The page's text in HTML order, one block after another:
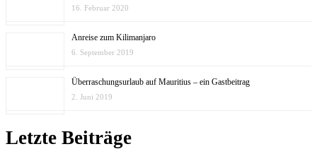
16. Februar 2020
Anreise zum Kilimanjaro
6. September 2019
Überraschungsurlaub auf Mauritius – ein Gastbeitrag
2. Juni 2019
Letzte Beiträge